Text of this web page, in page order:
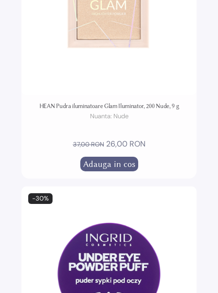
HEAN Pudra iluminatoare Glam Iluminator, 200 Nude, 9 g
Nuanta: Nude
37,00 RON 26,00 RON
Adauga in cos
-30%